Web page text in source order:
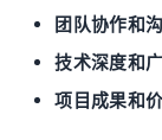
团队协作和
技术深度和
项目成果和